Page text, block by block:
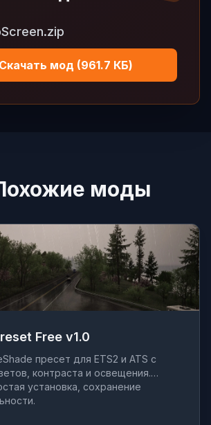
Скачать мод (961.7 КБ)
моды
Free v1.0
пресет для ETS2 и ATS с
контраста и освещения.
установка, сохранение